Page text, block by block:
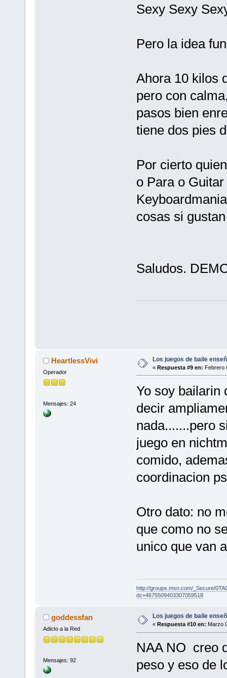
Sexy Sexy
Pero la idea
Ahora 10 kilos
pero con
pasos bien
tiene dos pies
Por cierto
o Para o
cosas si
Saludos.
HeartlessVivi
Operador
Mensajes: 24
Los juegos de baile
« Respuesta #9 en: Febrero
Yo soy bailarin
decir
nada.......pero
juego en
comido,
coordinacion
Otro dato: no
que como no
unico que van
http://groups.msn.com/_Secure/
dc=4675509403307059518
goddessfan
Adicto a la Red
Mensajes: 92
Los juegos de baile
« Respuesta #10 en: Marzo
NAA NO creo
peso y eso de